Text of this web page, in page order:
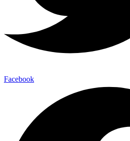
Facebook